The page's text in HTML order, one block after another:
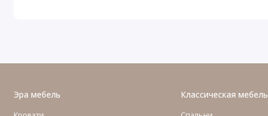
Эра мебель Классическая мебель